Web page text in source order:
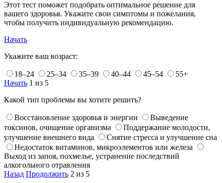
Этот тест поможет подобрать оптимальное решение для
вашего здоровья. Укажите свои симптомы и пожелания,
чтобы получить индивидуальную рекомендацию.
Начать
Укажите ваш возраст:
18–24 25–34 35–39 40–44 45–54
55+
Начать 1 из 5
Какой тип проблемы вы хотите решить?
Восстановление здоровья и энергии
Выведение
токсинов, очищение организма
Поддержание молодости,
улучшение внешнего вида
Снятие стресса и улучшение сна
Недостаток витаминов, микроэлементов или железа
Выход из запоя, похмелье, устранение последствий
алкогольного отравления
Назад Продолжить 2 из 5